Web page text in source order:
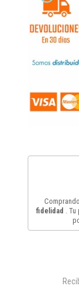
fidelidad
.